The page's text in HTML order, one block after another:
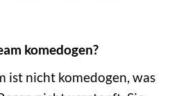
komedogen?
ist nicht komedogen, was